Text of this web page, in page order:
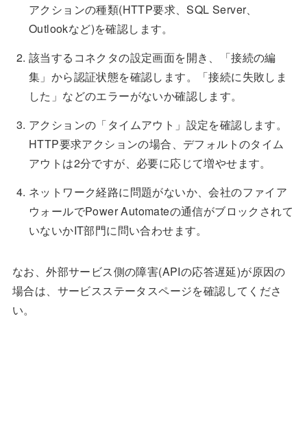
アクションの種類(HTTP要求、SQL Server、
Outlookなど)を確認します。
該当するコネクタの設定画面を開き、「接続の編
集」から認証状態を確認します。「接続に失敗しま
した」などのエラーがないか確認します。
アクションの「タイムアウト」設定を確認します。
HTTP要求アクションの場合、デフォルトのタイム
アウトは2分ですが、必要に応じて増やせます。
ネットワーク経路に問題がないか、会社のファイア
ウォールでPower Automateの通信がブロックされて
いないかIT部門に問い合わせます。
なお、外部サービス側の障害(APIの応答遅延)が原因の
場合は、サービスステータスページを確認してくださ
い。